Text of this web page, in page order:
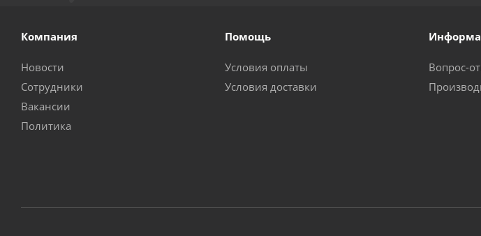
Компания
Новости
Сотрудники
Вакансии
Политика
Помощь
Условия оплаты
Условия доставки
Вопрос-